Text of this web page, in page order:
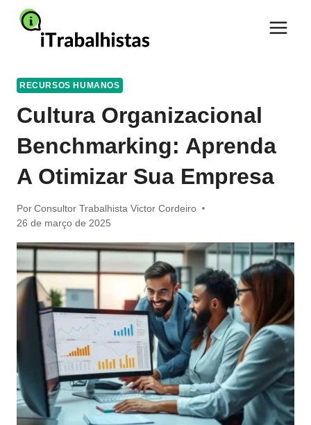
Pular
para
RECURSOS HUMANOS
Cultura Organizacional
Benchmarking: Aprenda
A Otimizar Sua Empresa
Por Consultor Trabalhista Victor Cordeiro
26 de março de 2025